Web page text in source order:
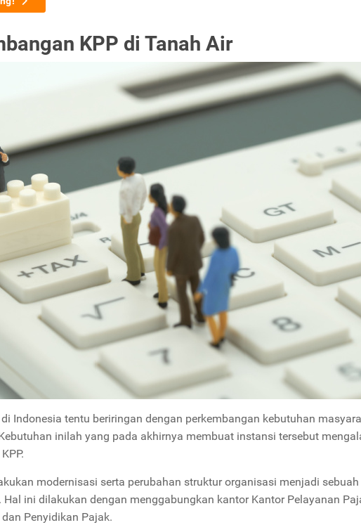
KPP di Tanah Air
Indonesia tentu beriringan dengan perkembangan kebutuhan
inilah yang pada akhirnya membuat instansi tersebut
modernisasi serta perubahan struktur organisasi menjadi
ini dilakukan dengan menggabungkan kantor Kantor Pelayanan
Penyidikan Pajak.